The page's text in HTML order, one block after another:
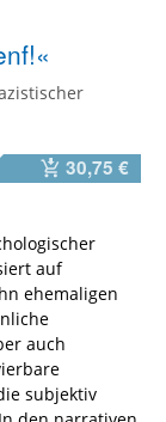
30,75 €
auf
ehemaligen
auch
subjektiv